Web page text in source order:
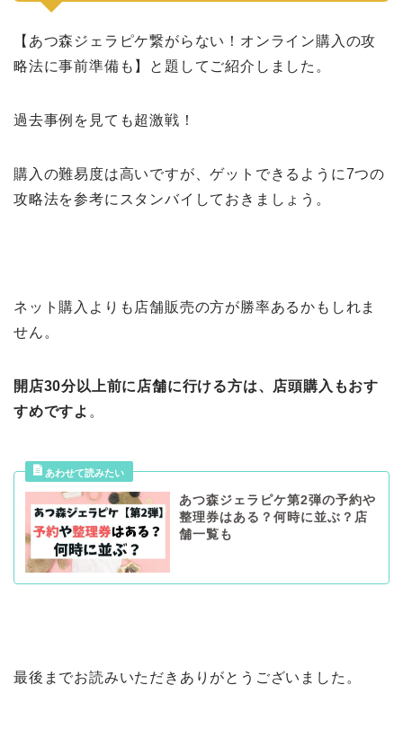
【あつ森ジェラピケ繋がらない！オンライン購入の攻
略法に事前準備も】と題してご紹介しました。
過去事例を見ても超激戦！
購入の難易度は高いですが、ゲットできるように7つの
攻略法を参考にスタンバイしておきましょう。
ネット購入よりも店舗販売の方が勝率あるかもしれま
せん。
開店30分以上前に店舗に行ける方は、店頭購入もおす
すめですよ 。
あつ森ジェラピケ第2弾の予約や
整理券はある？何時に並ぶ？店
舗一覧も
最後までお読みいただきありがとうございました。